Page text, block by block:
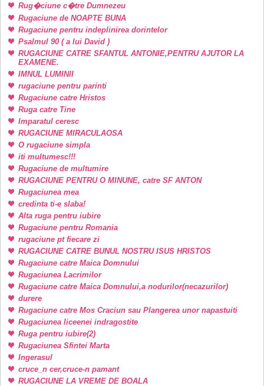
Rug�ciune c�tre Dumnezeu
Rugaciune de NOAPTE BUNA
Rugaciune pentru indeplinirea dorintelor
Psalmul 90 ( a lui David )
RUGACIUNE CATRE SFANTUL ANTONIE,PENTRU AJUTOR LA
EXAMENE.
IMNUL LUMINII
rugaciune pentru parinti
Rugaciune catre Hristos
Ruga catre Tine
Imparatul ceresc
RUGACIUNE MIRACULAOSA
O rugaciune simpla
iti multumesc!!!
Rugaciune de multumire
RUGACIUNE PENTRU O MINUNE, catre SF ANTON
Rugaciunea mea
credinta ti-e slaba!
Alta ruga pentru iubire
Rugaciune pentru Romania
rugaciune pt fiecare zi
RUGACIUNE CATRE BUNUL NOSTRU ISUS HRISTOS
Rugaciune catre Maica Domnului
Rugaciunea Lacrimilor
Rugaciune catre Maica Domnului,a nodurilor(necazurilor)
durere
Rugaciune catre Mos Craciun sau Plangerea unor napastuiti
Rugaciunea liceenei indragostite
Ruga pentru iubire(2)
Rugaciunea Sfintei Marta
Ingerasul
cruce_n cer,cruce-n pamant
RUGACIUNE LA VREME DE BOALA